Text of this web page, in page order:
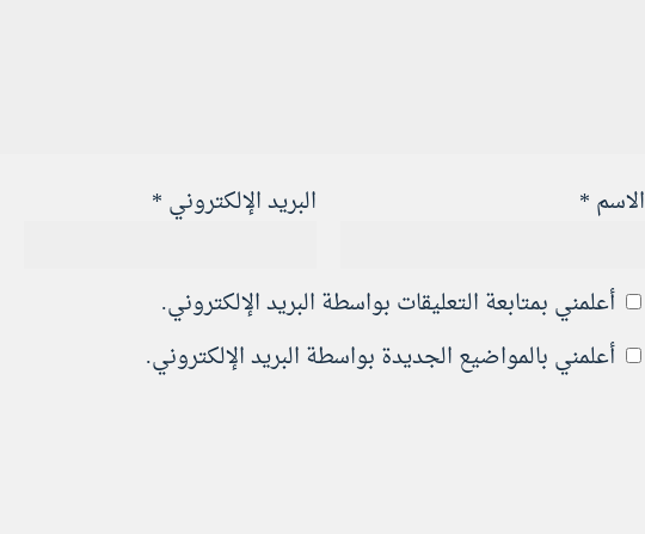
الاسم * البريد الإلكتروني *
أعلمني بمتابعة التعليقات بواسطة البريد الإلكتروني.
أعلمني بالمواضيع الجديدة بواسطة البريد الإلكتروني.